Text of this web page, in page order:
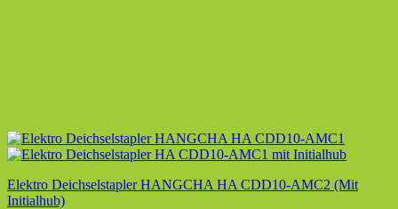
Elektro Deichselstapler HANGCHA HA CDD10-AMC2 (Mit
Initialhub)